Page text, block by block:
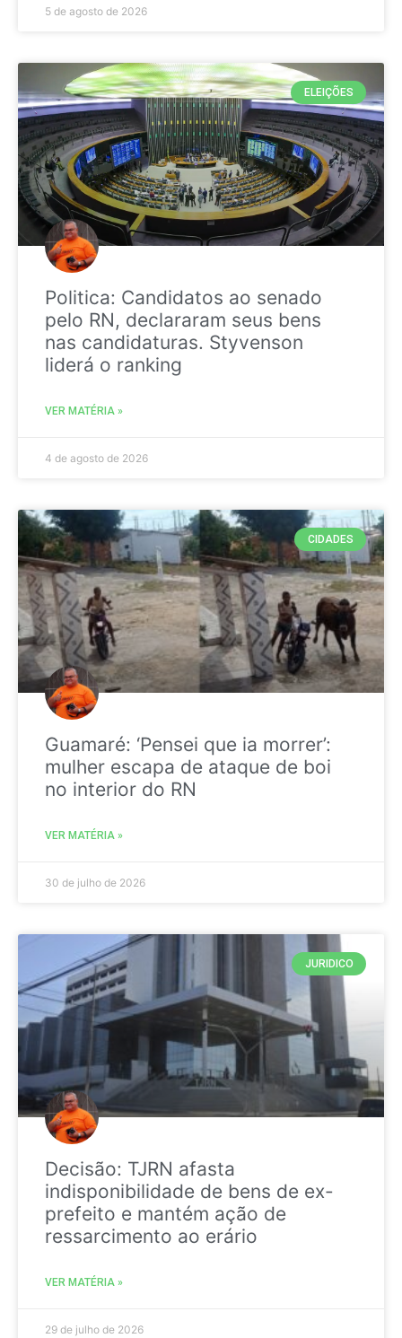
5 de agosto de 2026
ELEIÇÕES
Politica: Candidatos ao senado
pelo RN, declararam seus bens
nas candidaturas. Styvenson
liderá o ranking
VER MATÉRIA »
4 de agosto de 2026
CIDADES
Guamaré: ‘Pensei que ia morrer’:
mulher escapa de ataque de boi
no interior do RN
VER MATÉRIA »
30 de julho de 2026
JURIDICO
Decisão: TJRN afasta
indisponibilidade de bens de ex-
prefeito e mantém ação de
ressarcimento ao erário
VER MATÉRIA »
29 de julho de 2026